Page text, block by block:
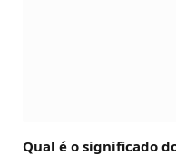
Qual é o significado